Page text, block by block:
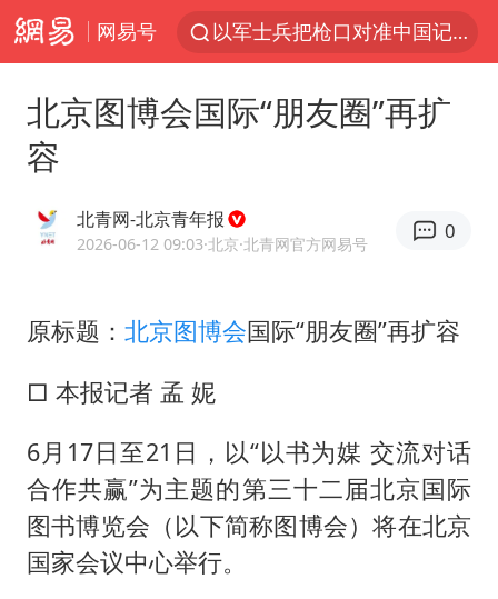
网易号
以军士兵把枪口对准中国记者
浙江省发出今年第2号指挥长令
情侣在平潭拍日出时坠崖致一死一伤
白海豚登陆前还将加强
娜扎称眼睛恢复情况不太妙
河南刑案嫌犯被抓 逃窜时伤害多人
经常半夜醒要排查6种疾病
北京图博会国际“朋友圈”再扩
容
北青网-北京青年报
2026-06-12 09:03·北京·北青网官方网易号
0
原标题： 北京图博会国际“朋友圈”再扩容
□ 本报记者 孟 妮
6月17日至21日，以“以书为媒 交流对话
合作共赢”为主题的第三十二届北京国际
图书博览会（以下简称图博会）将在北京
国家会议中心举行。